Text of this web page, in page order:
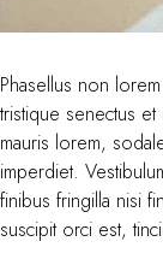
Phasellus non
tristique senectus
mauris lorem,
imperdiet.
finibus fringilla nisi
suscipit orci est,